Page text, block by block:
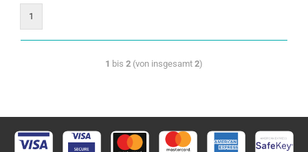
1
1 bis 2 (von insgesamt 2)